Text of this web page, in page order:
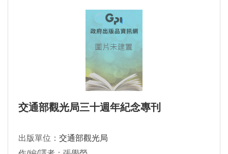
交通部觀光局三十週年紀念專刊
出版單位： 交通部觀光局